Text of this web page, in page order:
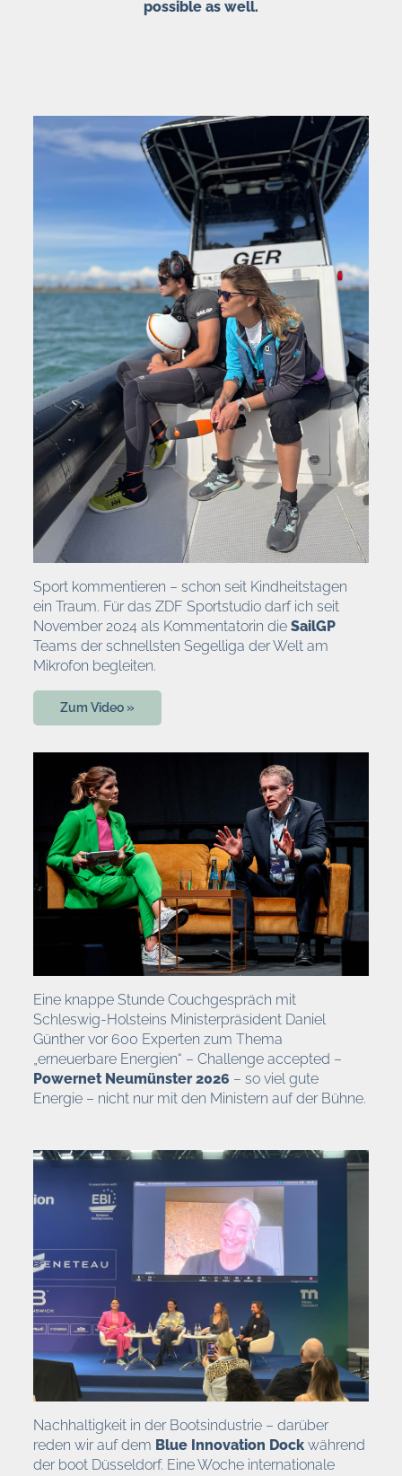
possible as well.
Sport kommentieren – schon seit Kindheitstagen
ein Traum. Für das ZDF Sportstudio darf ich seit
November 2024 als Kommentatorin dieSailGP
Teams der schnellsten Segelliga der Welt am
Mikrofon begleiten.
Zum Video »
Eine knappe Stunde Couchgespräch mit
Schleswig-Holsteins Ministerpräsident Daniel
Günther vor 600 Experten zum Thema
„erneuerbare Energien“ – Challenge accepted –
Powernet Neumünster 2026 – so viel gute
Energie – nicht nur mit den Ministern auf der Bühne.
Nachhaltigkeit in der Bootsindustrie – darüber
reden wir auf dem Blue Innovation Dock während
der boot Düsseldorf. Eine Woche internationale